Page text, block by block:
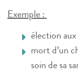
Exemple :
élection
mort d’un
soin de sa